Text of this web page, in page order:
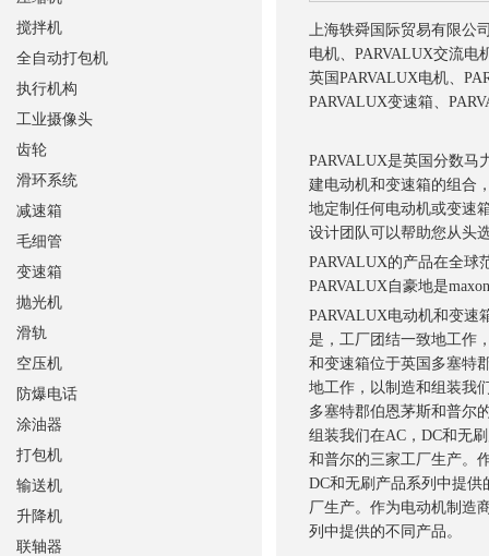
上海轶舜国际贸易有限公
电机、PARVALUX交流电
英国PARVALUX电机、
PARVALUX变速箱、
PARVALUX是英国分数马
建电动机和变速箱的组合
地定制任何电动机或变速
设计团队可以帮助您从头
PARVALUX的产品在全球
PARVALUX自豪地是
PARVALUX电动机和变速
是，工厂团结一致地工作
和变速箱位于英国多塞特
地工作，以制造和组装我
多塞特郡伯恩茅斯和普尔
组装我们在AC，DC和无
和普尔的三家工厂生产。
DC和无刷产品系列中提供
厂生产。作为电动机制造
列中提供的不同产品。
搅拌机
全自动打包机
执行机构
工业摄像头
齿轮
滑环系统
减速箱
毛细管
变速箱
抛光机
滑轨
空压机
防爆电话
涂油器
打包机
输送机
升降机
联轴器